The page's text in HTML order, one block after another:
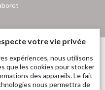
votre vie privée
expériences, nous utilisons
que les cookies pour stocker
des appareils. Le fait
nous permettra de